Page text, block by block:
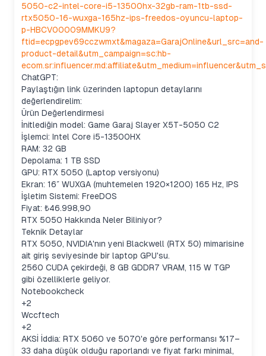
5050-c2-intel-core-i5-13500hx-32gb-ram-1tb-ssd-
rtx5050-16-wuxga-165hz-ips-freedos-oyuncu-laptop-
p-HBCV00009MMKU9?
ftid=ecpgpev69cczwmxt&magaza=GarajOnline&url_src=and-
product-detail&utm_campaign=sc:hb-
ChatGPT:
Paylaştığın link üzerinden laptopun detaylarını
değerlendirelim:
Ürün Değerlendirmesi
İnitlediğin model: Game Garaj Slayer X5T-5050 C2
İşlemci: Intel Core i5-13500HX
RAM: 32 GB
Depolama: 1 TB SSD
GPU: RTX 5050 (Laptop versiyonu)
Ekran: 16″ WUXGA (muhtemelen 1920×1200) 165 Hz, IPS
İşletim Sistemi: FreeDOS
Fiyat: ₺46.998,90
RTX 5050 Hakkında Neler Biliniyor?
Teknik Detaylar
RTX 5050, NVIDIA'nın yeni Blackwell (RTX 50) mimarisine
ait giriş seviyesinde bir laptop GPU'su.
2560 CUDA çekirdeği, 8 GB GDDR7 VRAM, 115 W TGP
gibi özelliklerle geliyor.
Notebookcheck
+2
Wccftech
+2
AKSİ İddia: RTX 5060 ve 5070'e göre performansı %17–
33 daha düşük olduğu raporlandı ve fiyat farkı minimal,